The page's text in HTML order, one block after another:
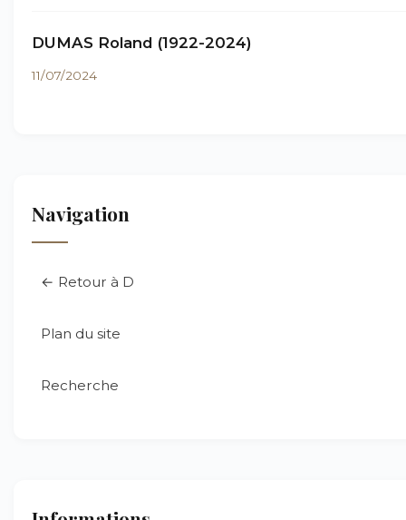
DUMAS Roland (1922-2024)
11/07/2024
Navigation
← Retour à D
Plan du site
Recherche